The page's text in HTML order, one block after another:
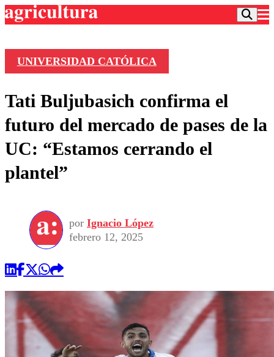
Frecuencias
Agricultura TV
Deportes
Colo Colo
Torneo Internacional
Torneo Nacional
Entretención
Internacional
Nacional
Programas
Comercial
UNIVERSIDAD CATÓLICA
Tati Buljubasich confirma el
futuro del mercado de pases de la
UC: “Estamos cerrando el
plantel”
por Ignacio López
febrero 12, 2025